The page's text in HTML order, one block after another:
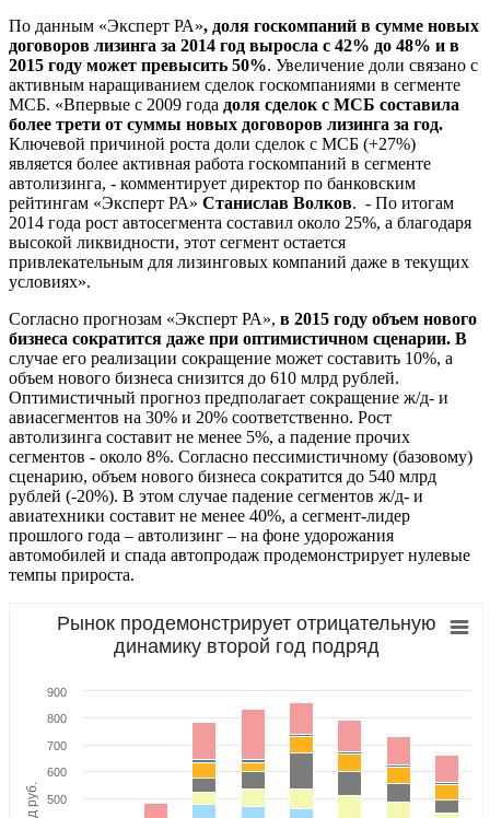
По данным «Эксперт РА», доля госкомпаний в сумме новых
договоров лизинга за 2014 год выросла с 42% до 48% и в
2015 году может превысить 50%. Увеличение доли связано с
активным наращиванием сделок госкомпаниями в сегменте
МСБ. «Впервые с 2009 года доля сделок с МСБ составила
более трети от суммы новых договоров лизинга за год.
Ключевой причиной роста доли сделок с МСБ (+27%)
является более активная работа госкомпаний в сегменте
автолизинга, - комментирует директор по банковским
рейтингам «Эксперт РА» Станислав Волков. - По итогам
2014 года рост автосегмента составил около 25%, а благодаря
высокой ликвидности, этот сегмент остается
привлекательным для лизинговых компаний даже в текущих
условиях».
Согласно прогнозам «Эксперт РА», в 2015 году объем нового
бизнеса сократится даже при оптимистичном сценарии. В
случае его реализации сокращение может составить 10%, а
объем нового бизнеса снизится до 610 млрд рублей.
Оптимистичный прогноз предполагает сокращение ж/д- и
авиасегментов на 30% и 20% соответственно. Рост
автолизинга составит не менее 5%, а падение прочих
сегментов - около 8%. Согласно пессимистичному (базовому)
сценарию, объем нового бизнеса сократится до 540 млрд
рублей (-20%). В этом случае падение сегментов ж/д- и
авиатехники составит не менее 40%, а сегмент-лидер
прошлого года – автолизинг – на фоне удорожания
автомобилей и спада автопродаж продемонстрирует нулевые
темпы прироста.
Рынок продемонстрирует отрицательную
динамику второй год подряд
500
600
700
800
900